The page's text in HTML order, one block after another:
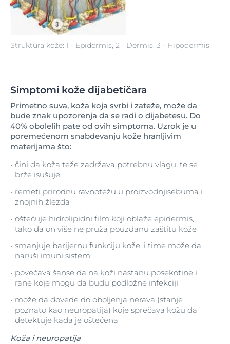
Struktura kože: 1 - Epidermis, 2 - Dermis, 3 - Hipodermis
Simptomi kože dijabetičara
Primetno suva, koža koja svrbi i zateže, može da
bude znak upozorenja da se radi o dijabetesu. Do
40% obolelih pate od ovih simptoma. Uzrok je u
poremećenom snabdevanju kože hranljivim
materijama što:
čini da koža teže zadržava potrebnu vlagu, te se
brže isušuje
remeti prirodnu ravnotežu u proizvodnjisebuma i
znojnih žlezda
oštećuje hidrolipidni film koji oblaže epidermis,
tako da on više ne pruža pouzdanu zaštitu kože
smanjuje barijernu funkciju kože, i time može da
naruši imuni sistem
povećava šanse da na koži nastanu posekotine i
rane koje mogu da budu podložne infekciji
može da dovede do oboljenja nerava (stanje
poznato kao neuropatija) koje sprečava kožu da
detektuje kada je oštećena
Koža i neuropatija